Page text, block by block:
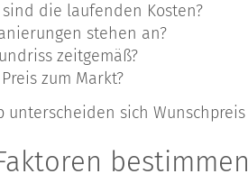
die laufenden Kosten?
stehen an?
zeitgemäß?
zum Markt?
unterscheiden sich